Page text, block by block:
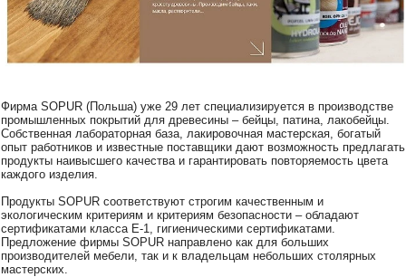
Фирма SOPUR (Польша) уже 29 лет специализируется в производстве
промышленных покрытий для древесины – бейцы, патина, лакобейцы.
Собственная лабораторная база, лакировочная мастерская, богатый
опыт работников и известные поставщики дают возможность предлагать
продукты наивысшего качества и гарантировать повторяемость цвета
каждого изделия.
Продукты SOPUR соответствуют строгим качественным и
экологическим критериям и критериям безопасности – обладают
сертификатами класса E-1, гигиеническими сертификатами.
Предложение фирмы SOPUR направлено как для больших
производителей мебели, так и к владельцам небольших столярных
мастерских.